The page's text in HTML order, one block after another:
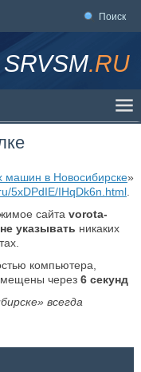
Поиск
SRVSM.RU
машин в Новосибирске»
5xDPdIE/IHqDk6n.html.
сайта vorota-
не указывать никаких
компьютера,
через 6секунд
всегда